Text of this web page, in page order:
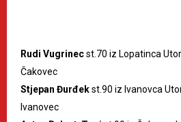
Rudi Vugrinecst.70 iz Lopatinca
Čakovec
Stjepan Đurđekst.90 iz Ivanovca
Ivanovec